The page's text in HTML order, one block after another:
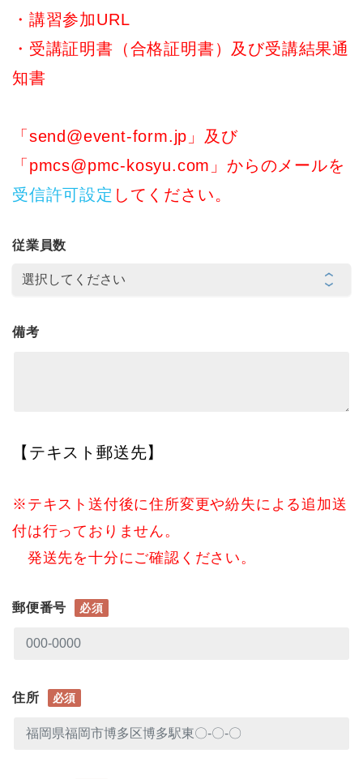
・講習参加URL
・受講証明書（合格証明書）及び受講結果通
知書
「send@event-form.jp」及び
「pmcs@pmc-kosyu.com」からのメールを
受信許可設定 してください。
従業員数
備考
【テキスト郵送先】
※テキスト送付後に住所変更や紛失による追加送
付は行っておりません。
発送先を十分にご確認ください。
郵便番号 必須
住所 必須